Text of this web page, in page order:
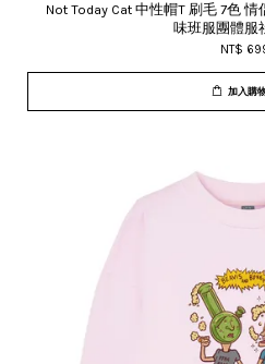
Not Today Cat 中性帽T 刷毛 7色
味班服團體服
NT$
加入購